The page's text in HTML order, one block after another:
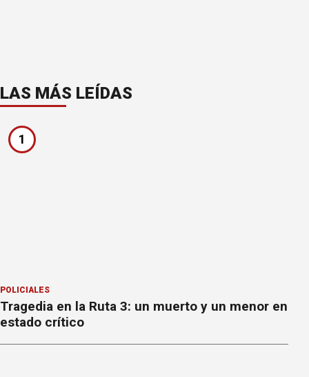
LAS MÁS LEÍDAS
1
POLICIALES
Tragedia en la Ruta 3: un muerto y un menor en
estado crítico